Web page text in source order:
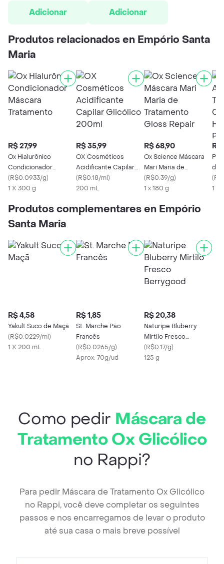
Adicionar
Adicionar
Produtos relacionados en Empório Santa
Maria
R$ 27,99
Ox Hialurônico
Condicionador
Máscara Tratamento
(R$0.0933/g)
1 X 300 g
R$ 35,99
OX Cosméticos
Acidificante Capilar
Glicólico 200ml
(R$0.18/ml)
200 mL
R$ 68,90
Ox Science Máscara
Mari Maria de
Tratamento Gloss
Repair
(R$0.39/g)
1 x 180 g
R$
de
(
1 X
Produtos complementares en Empório
Santa Maria
R$ 4,58
Yakult Suco de Maçã
(R$0.0229/ml)
1 X 200 mL
R$ 1,85
St. Marche Pão
Francês
(R$0.0265/g)
Aprox. 70g/ud
R$ 20,38
Naturipe Bluberry
Mirtilo Fresco
Berrygood
(R$0.17/g)
125 g
Como pedir Máscara de
Tratamento Ox Glicólico
no Rappi?
Para pedir Máscara de Tratamento Ox Glicólico
no Rappi, você deve completar os seguintes
passos e nos encarregamos de levar o produto
até sua casa o mais breve possível